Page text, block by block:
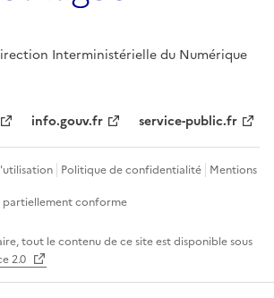
Interministérielle du Numérique
info.gouv.fr service-public.fr
Politique de confidentialité Mentions
partiellement conforme
tout le contenu de ce site est disponible sous
2.0